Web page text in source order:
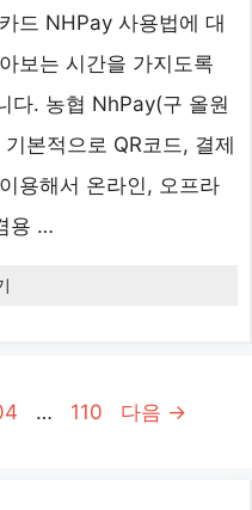
드 NHPay 사용법에 대
보는 시간을 가지도록
다. 농협 NhPay(구 올원
본적으로 QR코드, 결제
용해서 온라인, 오프라
용 …
…
페
110 다음 →